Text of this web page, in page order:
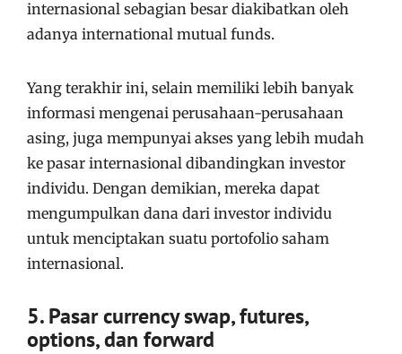
internasional sebagian besar diakibatkan oleh
adanya international mutual funds.
Yang terakhir ini, selain memiliki lebih banyak
informasi mengenai perusahaan-perusahaan
asing, juga mempunyai akses yang lebih mudah
ke pasar internasional dibandingkan investor
individu. Dengan demikian, mereka dapat
mengumpulkan dana dari investor individu
untuk menciptakan suatu portofolio saham
internasional.
5. Pasar currency swap, futures,
options, dan forward